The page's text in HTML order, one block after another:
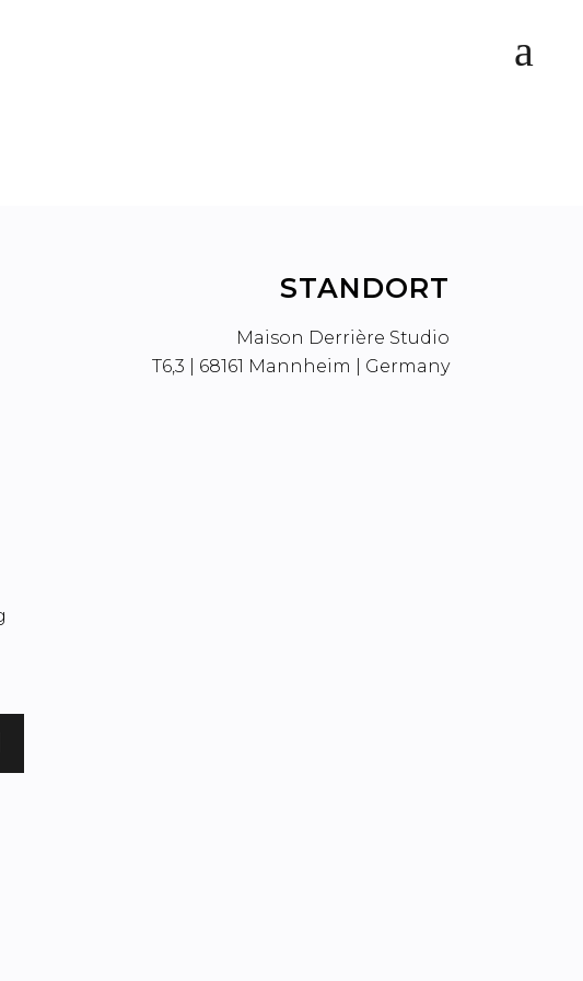
STANDORT
Maison Derrière Studio
T6,3 | 68161 Mannheim | Germany